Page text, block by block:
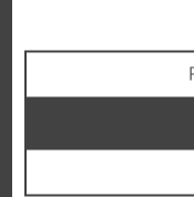
3
Zmrzlinu
do tvaru
mandľami a